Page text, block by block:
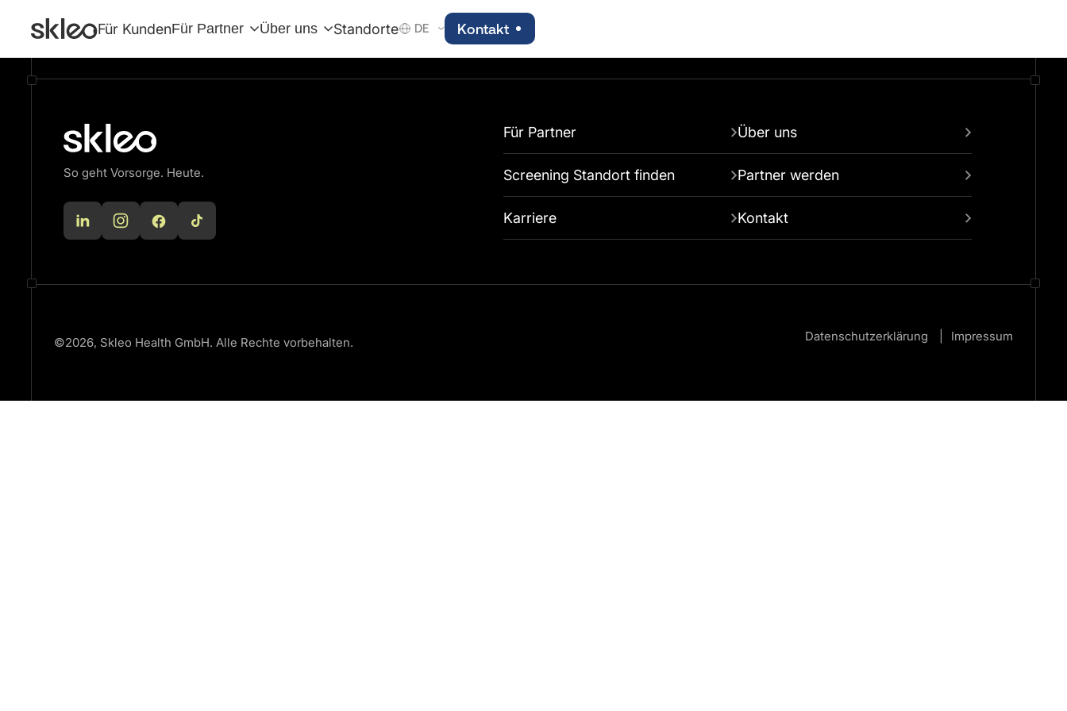
Für KundenFür Partner Über uns Standorte Kontakt
DE
So geht Vorsorge. Heute.
Für Partner Über uns
Screening Standort finden Partner werden
Karriere Kontakt
Datenschutzerklärung Impressum
©2026, Skleo Health GmbH. Alle Rechte vorbehalten.